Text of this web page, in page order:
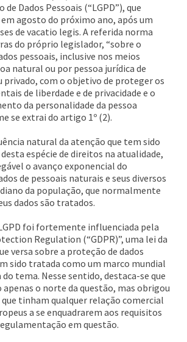
Dados Pessoais (“LGPD”), que
agosto do próximo ano, após um
de vacatio legis. A referida norma
do próprio legislador, “sobre o
pessoais, inclusive nos meios
natural ou por pessoa jurídica de
com o objetivo de proteger os
de liberdade e de privacidade e o
da personalidade da pessoa
se extrai do artigo 1º (2).
natural da atenção que tem sido
espécie de direitos na atualidade,
o avanço exponencial do
de pessoais naturais e seus diversos
da população, que normalmente
dados são tratados.
foi fortemente influenciada pela
Regulation (“GDPR)”, uma lei da
versa sobre a proteção de dados
sido tratada como um marco mundial
tema. Nesse sentido, destaca-se que
apenas o norte da questão, mas obrigou
que tinham qualquer relação comercial
a se enquadrarem aos requisitos
em questão.